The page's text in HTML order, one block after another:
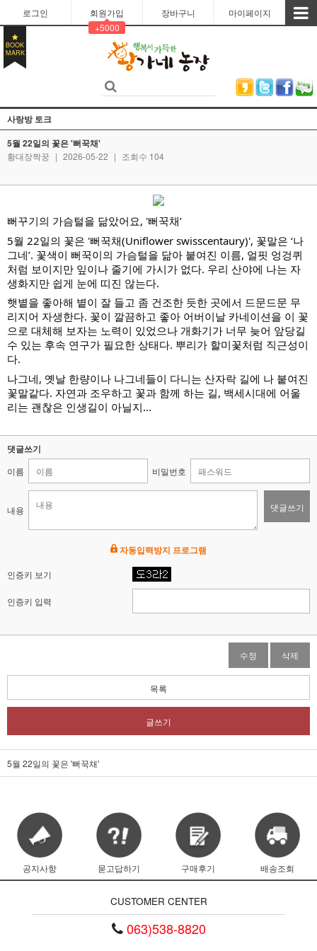
로그인
회원가입
+5000
장바구니 마이페이지
BOOK
MARK
사랑방 토크
5월 22일의 꽃은 '뻐꾹채'
황대장짝꿍 | 2026-05-22 | 조회수 104
뻐꾸기의 가슴털을 닮았어요, '뻐꾹채’
5월 22일의 꽃은 '뻐꾹채(Uniflower swisscentaury)', 꽃말은 ‘나
그네’. 꽃색이 뻐꾹이의 가슴털을 닮아 붙여진 이름, 얼핏 엉겅퀴
처럼 보이지만 잎이나 줄기에 가시가 없다. 우리 산야에 나는 자
생화지만 쉽게 눈에 띠진 않는다.
햇볕을 좋아해 볕이 잘 들고 좀 건조한 듯한 곳에서 드문드문 무
리지어 자생한다. 꽃이 깔끔하고 좋아 어버이날 카네이션을 이 꽃
으로 대체해 보자는 노력이 있었으나 개화기가 너무 늦어 앞당길
수 있는 후속 연구가 필요한 상태다. 뿌리가 할미꽃처럼 직근성이
다.
나그네, 옛날 한량이나 나그네들이 다니는 산자락 길에 나 붙여진
꽃말같다. 자연과 조우하고 꽃과 함께 하는 길, 백세시대에 어울
리는 괜찮은 인생길이 아닐지...
댓글쓰기
이름 비밀번호
내용 댓글쓰기
자동입력방지 프로그램
인증키 보기
인증키 입력
수정 삭제
목록
글쓰기
5월 22일의 꽃은 '뻐꾹채'
공지사항 묻고답하기 구매후기 배송조회
CUSTOMER CENTER
063)538-8820